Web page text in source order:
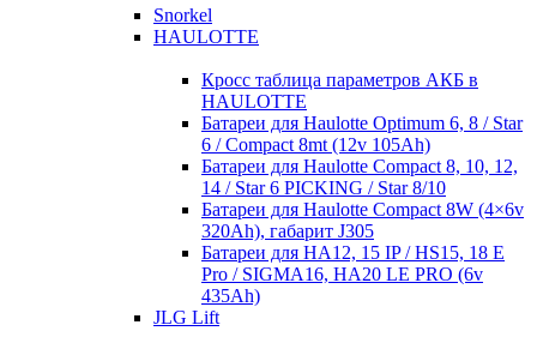
Snorkel
HAULOTTE
Кросc таблица параметров АКБ в
HAULOTTE
Батареи для Haulotte Optimum 6, 8 / Star
6 / Compact 8mt (12v 105Ah)
Батареи для Haulotte Compact 8, 10, 12,
14 / Star 6 PICKING / Star 8/10
Батареи для Haulotte Compact 8W (4×6v
320Ah), габарит J305
Батареи для HA12, 15 IP / HS15, 18 E
Pro / SIGMA16, HA20 LE PRO (6v
435Ah)
JLG Lift